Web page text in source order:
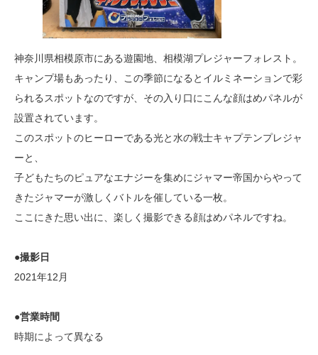
神奈川県相模原市にある遊園地、相模湖プレジャーフォレスト。
キャンプ場もあったり、この季節になるとイルミネーションで彩
られるスポットなのですが、その入り口にこんな顔はめパネルが
設置されています。
このスポットのヒーローである光と水の戦士キャプテンプレジャ
ーと、
子どもたちのピュアなエナジーを集めにジャマー帝国からやって
きたジャマーが激しくバトルを催している一枚。
ここにきた思い出に、楽しく撮影できる顔はめパネルですね。
●撮影日
2021年12月
●営業時間
時期によって異なる